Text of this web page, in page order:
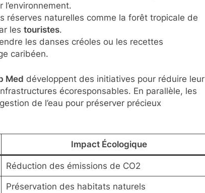
l’environnement.
réserves naturelles comme la forêt tropicale de
les touristes.
les danses créoles ou les recettes
caribéen.
Med développent des initiatives pour réduire leur
écoresponsables. En parallèle, les
de l’eau pour préserver précieux
Impact Écologique
Réduction des émissions de CO2
Préservation des habitats naturels